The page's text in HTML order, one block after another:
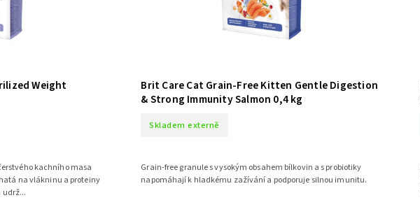
Weight
kachního masa
na vlákninu a proteiny
udrž...
Brit Care Cat Grain-Free Kitten Gentle Digestion
& Strong Immunity Salmon 0,4 kg
Skladem externě
Grain-free granule s vysokým obsahem bílkovin a s probiotiky
napomáhají k hladkému zažívání a podporuje silnou imunitu.